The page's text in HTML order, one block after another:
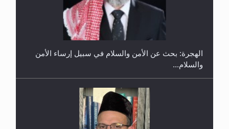
إتمام حفظ القرآن الكريم لثلاثة طلاب من مدرسة الحفظ
الهجرة: بحث عن الأمن والسلام في سبيل إرساء الأمن
والسلام...